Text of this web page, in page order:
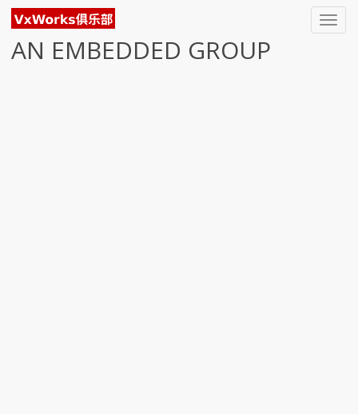
AN EMBEDDED GROUP